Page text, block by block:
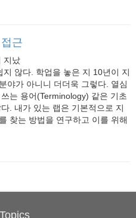
근
지났
않다. 학업을 놓은 지 10년이 지
야가 아니니 더더욱 그렇다. 열심
는 용어(Terminology) 같은 기초
. 내가 있는 랩은 기본적으로 지
찾는 방법을 연구하고 이를 위해